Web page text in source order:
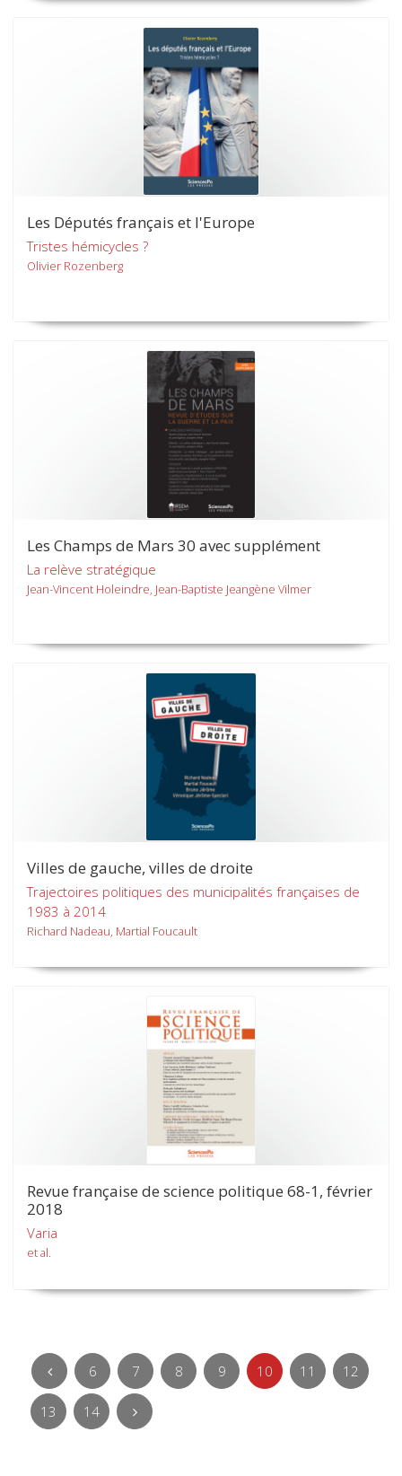
Les Députés français et l'Europe
Tristes hémicycles ?
Olivier Rozenberg
Les Champs de Mars 30 avec supplément
La relève stratégique
Jean-Vincent Holeindre, Jean-Baptiste Jeangène Vilmer
Villes de gauche, villes de droite
Trajectoires politiques des municipalités françaises de
1983 à 2014
Richard Nadeau, Martial Foucault
Revue française de science politique 68-1, février
2018
Varia
et al.
6 7 8 9 10 11 12
13 14